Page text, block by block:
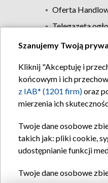
Oferta
Telegazeta
Szanujemy Twoją
Kliknij "Akceptuję i
końcowym i ich
z IAB* (1201 firm)oraz
mierzenia ich
Twoje dane osobowe
takich jak: pliki cookie,
udostępnianie funkcji
Twoje dane osobowe